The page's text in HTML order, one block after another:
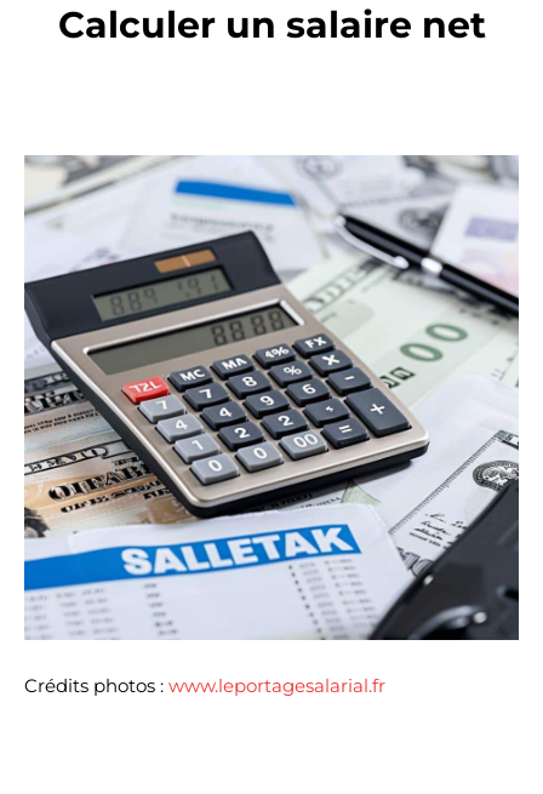
Calculer un salaire net
Crédits photos : www.leportagesalarial.fr